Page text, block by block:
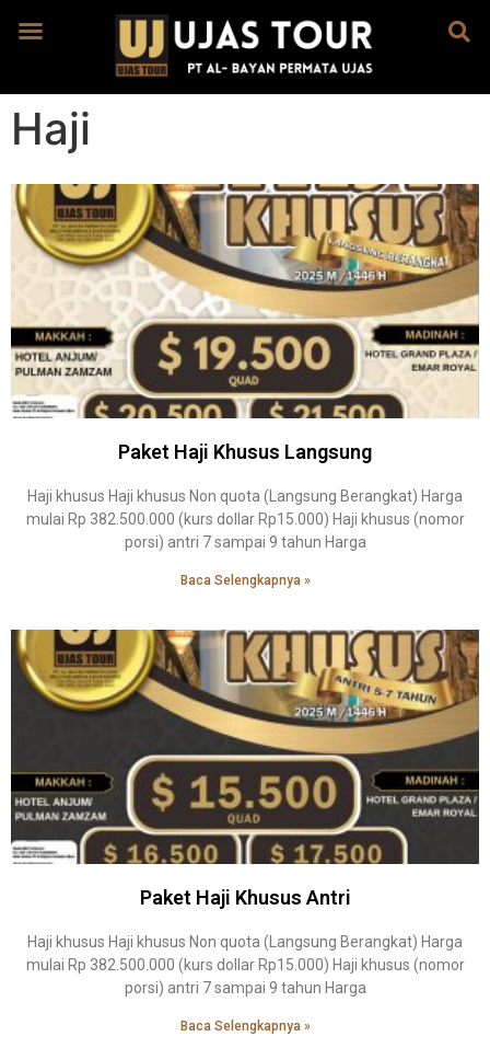
Haji
Paket Haji Khusus Langsung
Haji khusus Haji khusus Non quota (Langsung Berangkat) Harga
mulai Rp 382.500.000 (kurs dollar Rp15.000) Haji khusus (nomor
porsi) antri 7 sampai 9 tahun Harga
Baca Selengkapnya »
Paket Haji Khusus Antri
Haji khusus Haji khusus Non quota (Langsung Berangkat) Harga
mulai Rp 382.500.000 (kurs dollar Rp15.000) Haji khusus (nomor
porsi) antri 7 sampai 9 tahun Harga
Baca Selengkapnya »